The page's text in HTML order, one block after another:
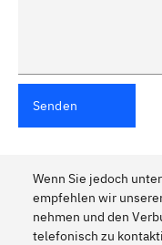
Senden
Wenn Sie jedoch
empfehlen wir
nehmen und den
telefonisch zu